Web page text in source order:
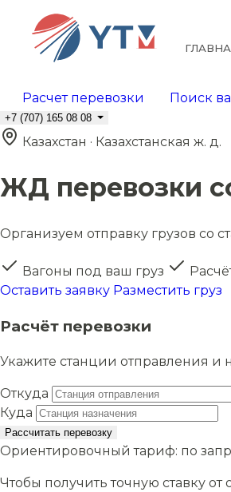
Расчет перевозки Поиск
+7 (707) 165 08 08
Казахстан · Казахстанская ж. д.
ЖД перевозки
Организуем отправку грузов со
Вагоны под ваш груз
Оставить заявку Разместить груз
Расчёт перевозки
Укажите станции отправления и
Откуда
Куда
Рассчитать перевозку
Ориентировочный тариф: по
Чтобы получить точную ставку от